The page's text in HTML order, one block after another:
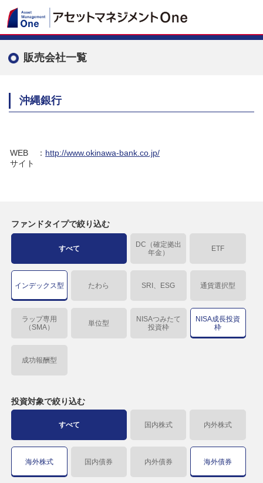
販売会社一覧
沖縄銀行
WEB
サイト
： http://www.okinawa-bank.co.jp/
ファンドタイプで絞り込む
すべて
DC（確定拠出
年金）
ETF
インデックス型 たわら SRI、ESG 通貨選択型
ラップ専用
（SMA）
単位型
NISAつみたて
投資枠
NISA成長投資
枠
成功報酬型
投資対象で絞り込む
すべて 国内株式 内外株式
海外株式 国内債券 内外債券 海外債券